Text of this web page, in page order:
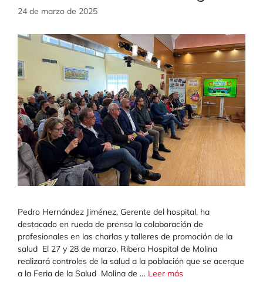
24 de marzo de 2025
Pedro Hernández Jiménez, Gerente del hospital, ha
destacado en rueda de prensa la colaboración de
profesionales en las charlas y talleres de promoción de la
salud El 27 y 28 de marzo, Ribera Hospital de Molina
realizará controles de la salud a la población que se acerque
a la Feria de la Salud Molina de … Leer más